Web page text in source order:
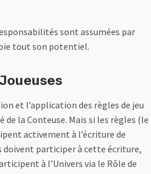
sont assumées par
tout son potentiel.
et l’application des règles de jeu
la Conteuse. Mais si les règles (le
activement à l’écriture de
doivent participer à cette écriture,
à l’Univers via le Rôle de